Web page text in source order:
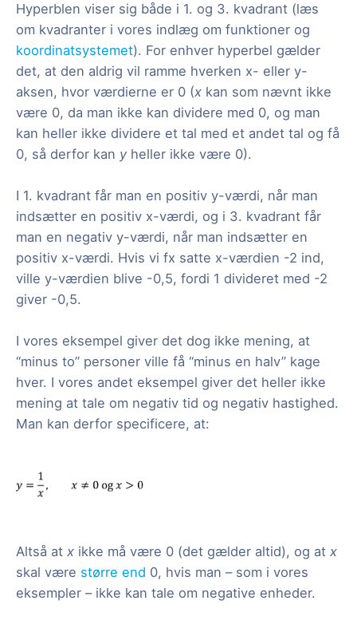
Hyperblen viser sig både i 1. og 3. kvadrant (læs
om kvadranter i vores indlæg om funktioner og
koordinatsystemet). For enhver hyperbel gælder
det, at den aldrig vil ramme hverken x- eller y-
aksen, hvor værdierne er 0 (x kan som nævnt ikke
være 0, da man ikke kan dividere med 0, og man
kan heller ikke dividere et tal med et andet tal og få
0, så derfor kan yheller ikke være 0).
I 1. kvadrant får man en positiv y-værdi, når man
indsætter en positiv x-værdi, og i 3. kvadrant får
man en negativ y-værdi, når man indsætter en
positiv x-værdi. Hvis vi fx satte x-værdien -2 ind,
ville y-værdien blive -0,5, fordi 1 divideret med -2
giver -0,5.
I vores eksempel giver det dog ikke mening, at
“minus to” personer ville få “minus en halv” kage
hver. I vores andet eksempel giver det heller ikke
mening at tale om negativ tid og negativ hastighed.
Man kan derfor specificere, at:
Altså at x ikke må være 0 (det gælder altid), og at x
skal være større end 0, hvis man – som i vores
eksempler – ikke kan tale om negative enheder.